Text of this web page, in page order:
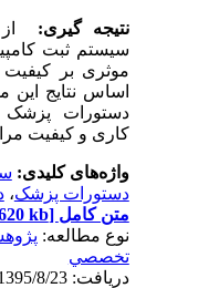
نتیجه گیری:از
سیستم ثبت
موثری بر کیفیت
اساس نتایج این
دستورات پزشک
کاری و کیفیت
واژه‌های کلیدی:
دستورات پزشک،
متن کامل[PDF 620 kb]
نوع مطالعه:
تخصصي
دریافت: 1395/8/23 | پذیرش: 1395/9/29